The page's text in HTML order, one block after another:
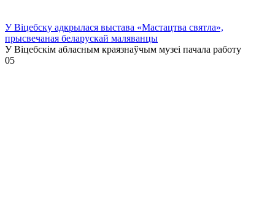
У Віцебску адкрылася выстава «Мастацтва святла»,
прысвечаная беларускай маляванцы
У Віцебскім абласным краязнаўчым музеі пачала работу
05